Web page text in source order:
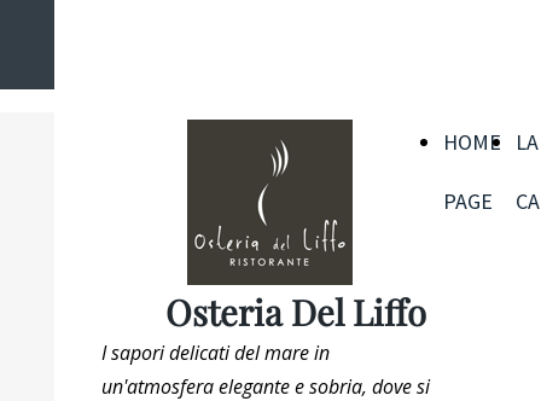
HOME
PAGE
LA
Osteria Del Liffo
I sapori delicati del mare in
un'atmosfera elegante e sobria, dove si